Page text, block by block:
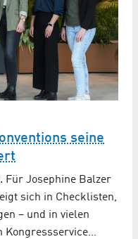
seine
Für Josephine Balzer
sich in Checklisten,
– und in vielen
Kongressservice…